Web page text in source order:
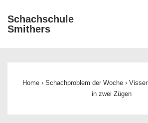
Zum
Inhalt
Schachschule
Smithers
Home › Schachproblem der Woche ›
in zwei Zügen